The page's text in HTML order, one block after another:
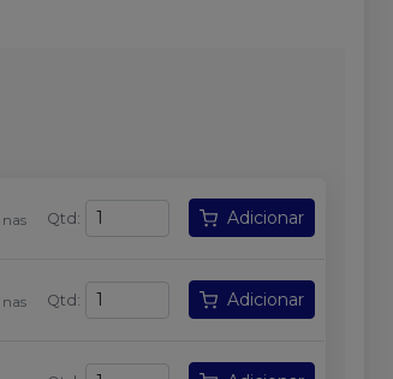
nas
Qtd : Adicionar
nas
Qtd : Adicionar